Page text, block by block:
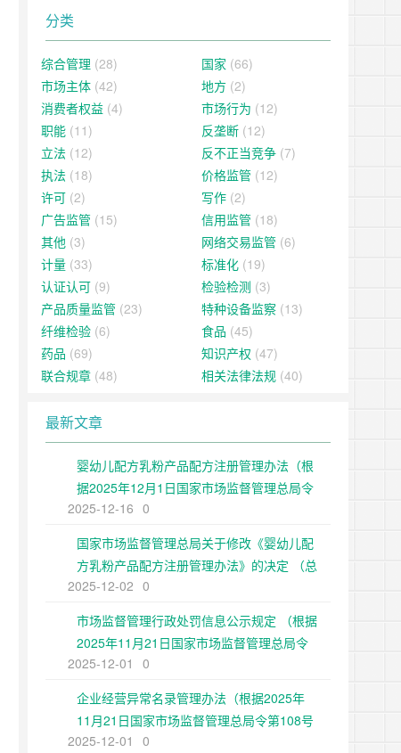
分类
综合管理 (28) 国家 (66)
市场主体 (42) 地方 (2)
消费者权益 (4) 市场行为 (12)
职能 (11) 反垄断 (12)
立法 (12) 反不正当竞争 (7)
执法 (18) 价格监管 (12)
许可 (2) 写作 (2)
广告监管 (15) 信用监管 (18)
其他 (3) 网络交易监管 (6)
计量 (33) 标准化 (19)
认证认可 (9) 检验检测 (3)
产品质量监管 (23) 特种设备监察 (13)
纤维检验 (6) 食品 (45)
药品 (69) 知识产权 (47)
联合规章 (48) 相关法律法规 (40)
最新文章
婴幼儿配方乳粉产品配方注册管理办法（根
据2025年12月1日国家市场监督管理总局令
第109号修正）
2025-12-16 0
国家市场监督管理总局关于修改《婴幼儿配
方乳粉产品配方注册管理办法》的决定 （总
局令第109号公布 自公布之日起施行）
2025-12-02 0
市场监督管理行政处罚信息公示规定 （根据
2025年11月21日国家市场监督管理总局令
第108号第二次修正）
2025-12-01
0
企业经营异常名录管理办法（根据2025年
11月21日国家市场监督管理总局令第108号
第二次修正）
2025-12-01
0